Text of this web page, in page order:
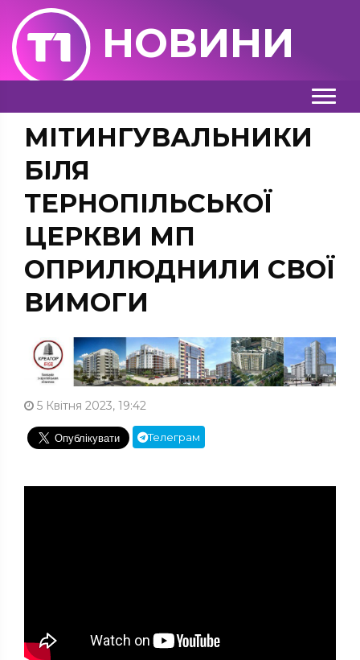
НОВИНИ
МІТИНГУВАЛЬНИКИ
БІЛЯ
ТЕРНОПІЛЬСЬКОЇ
ЦЕРКВИ МП
ОПРИЛЮДНИЛИ СВОЇ
ВИМОГИ
5 Квітня 2023, 19:42
Телеграм